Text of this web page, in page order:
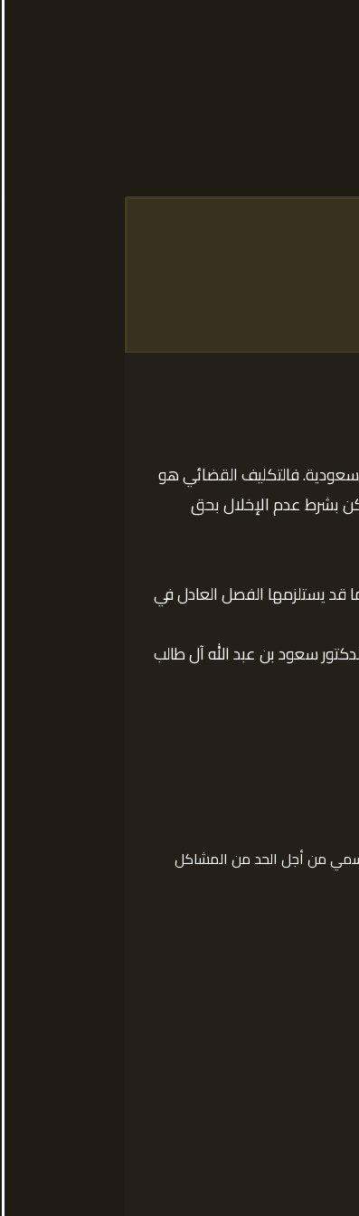
فالتكليف القضائي هو
بشرط عدم الإخلال بحق
يستلزمها الفصل العادل في
سعود بن عبد الله آل طالب
رسمي من أجل الحد من المشاكل